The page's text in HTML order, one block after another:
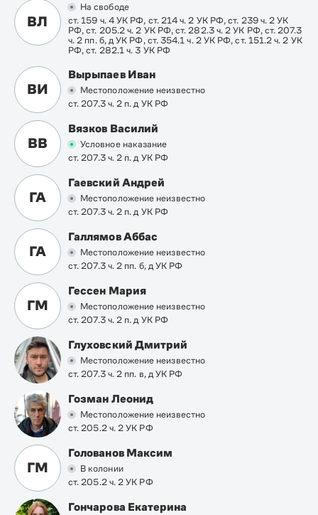
ВЛ
На свободе
ст. 159 ч. 4 УК РФ, ст. 214 ч. 2 УК РФ, ст. 239 ч. 2 УК
РФ, ст. 205.2 ч. 2 УК РФ, ст. 282.3 ч. 2 УК РФ, ст. 207.3
ч. 2 пп. б, д УК РФ, ст. 354.1 ч. 2 УК РФ, ст. 151.2 ч. 2 УК
РФ, ст. 282.1 ч. 3 УК РФ
ВИ
Вырыпаев Иван
Местоположение неизвестно
ст. 207.3 ч. 2 п. д УК РФ
ВВ
Вязков Василий
Условное наказание
ст. 207.3 ч. 2 п. д УК РФ
ГА
Гаевский Андрей
Местоположение неизвестно
ст. 207.3 ч. 2 п. д УК РФ
ГА
Галлямов Аббас
Местоположение неизвестно
ст. 207.3 ч. 2 пп. б, д УК РФ
ГМ
Гессен Мария
Местоположение неизвестно
ст. 207.3 ч. 2 п. д УК РФ
Глуховский Дмитрий
Местоположение неизвестно
ст. 207.3 ч. 2 пп. в, д УК РФ
Гозман Леонид
Местоположение неизвестно
ст. 205.2 ч. 2 УК РФ
ГМ
Голованов Максим
В колонии
ст. 205.2 ч. 2 УК РФ
Гончарова Екатерина